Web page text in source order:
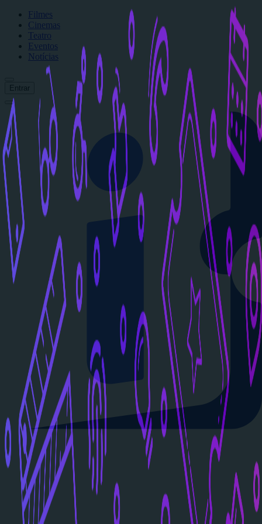
Filmes
Cinemas
Teatro
Eventos
Notícias
Entrar
Início
Filmes
Cinemas
Teatro
Eventos
Notícias